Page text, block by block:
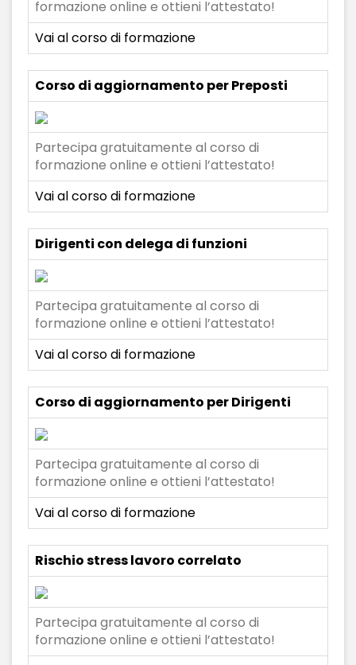
formazione online e ottieni l’attestato!
Vai al corso di formazione
Corso di aggiornamento per Preposti
Partecipa gratuitamente al corso di
formazione online e ottieni l’attestato!
Vai al corso di formazione
Dirigenti con delega di funzioni
Partecipa gratuitamente al corso di
formazione online e ottieni l’attestato!
Vai al corso di formazione
Corso di aggiornamento per Dirigenti
Partecipa gratuitamente al corso di
formazione online e ottieni l’attestato!
Vai al corso di formazione
Rischio stress lavoro correlato
Partecipa gratuitamente al corso di
formazione online e ottieni l’attestato!